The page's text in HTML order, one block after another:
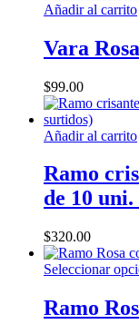
Añadir al carrito
Vara
$99.00
Añadir al carrito
Ramo
de 10
$320.00
Seleccionar
Ramo